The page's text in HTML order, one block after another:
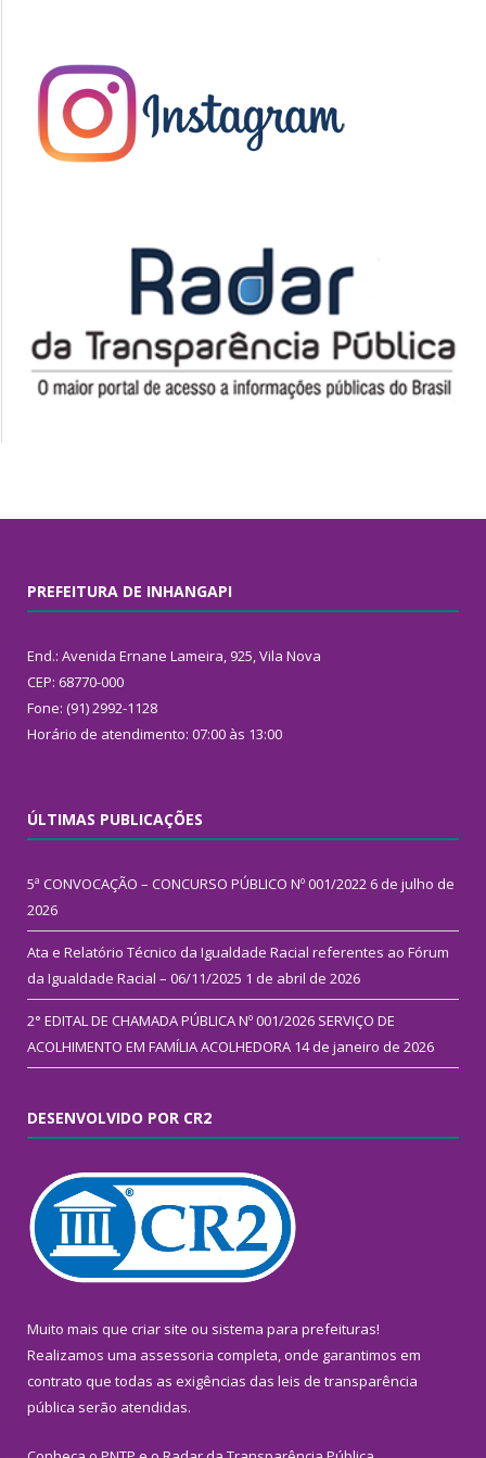
PREFEITURA DE INHANGAPI
End.: Avenida Ernane Lameira, 925, Vila Nova
CEP: 68770-000
Fone: (91) 2992-1128
Horário de atendimento: 07:00 às 13:00
ÚLTIMAS PUBLICAÇÕES
5ª CONVOCAÇÃO – CONCURSO PÚBLICO Nº 001/2022 6 de julho de
2026
Ata e Relatório Técnico da Igualdade Racial referentes ao Fórum
da Igualdade Racial – 06/11/2025 1 de abril de 2026
2° EDITAL DE CHAMADA PÚBLICA Nº 001/2026 SERVIÇO DE
ACOLHIMENTO EM FAMÍLIA ACOLHEDORA 14 de janeiro de 2026
DESENVOLVIDO POR CR2
Muito mais que criar site ou sistema para prefeituras!
Realizamos uma assessoria completa, onde garantimos em
contrato que todas as exigências das leis de transparência
pública serão atendidas.